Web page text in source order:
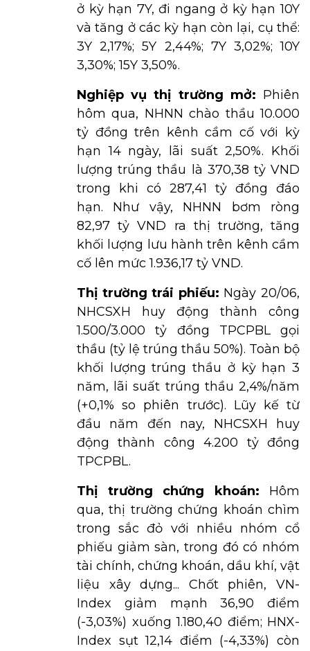
ở kỳ hạn 7Y, đi ngang ở kỳ hạn 10Y
và tăng ở các kỳ hạn còn lại, cụ thể:
3Y 2,17%; 5Y 2,44%; 7Y 3,02%; 10Y
3,30%; 15Y 3,50%.
Nghiệp vụ thị trường mở: Phiên
hôm qua, NHNN chào thầu 10.000
tỷ đồng trên kênh cầm cố với kỳ
hạn 14 ngày, lãi suất 2,50%. Khối
lượng trúng thầu là 370,38 tỷ VND
trong khi có 287,41 tỷ đồng đáo
hạn. Như vậy, NHNN bơm ròng
82,97 tỷ VND ra thị trường, tăng
khối lượng lưu hành trên kênh cầm
cố lên mức 1.936,17 tỷ VND.
Thị trường trái phiếu: Ngày 20/06,
NHCSXH huy động thành công
1.500/3.000 tỷ đồng TPCPBL gọi
thầu (tỷ lệ trúng thầu 50%). Toàn bộ
khối lượng trúng thầu ở kỳ hạn 3
năm, lãi suất trúng thầu 2,4%/năm
(+0,1% so phiên trước). Lũy kế từ
đầu năm đến nay, NHCSXH huy
động thành công 4.200 tỷ đồng
TPCPBL.
Thị trường chứng khoán: Hôm
qua, thị trường chứng khoán chìm
trong sắc đỏ với nhiều nhóm cổ
phiếu giảm sàn, trong đó có nhóm
tài chính, chứng khoán, dầu khí, vật
liệu xây dựng... Chốt phiên, VN-
Index giảm mạnh 36,90 điểm
(-3,03%) xuống 1.180,40 điểm; HNX-
Index sụt 12,14 điểm (-4,33%) còn